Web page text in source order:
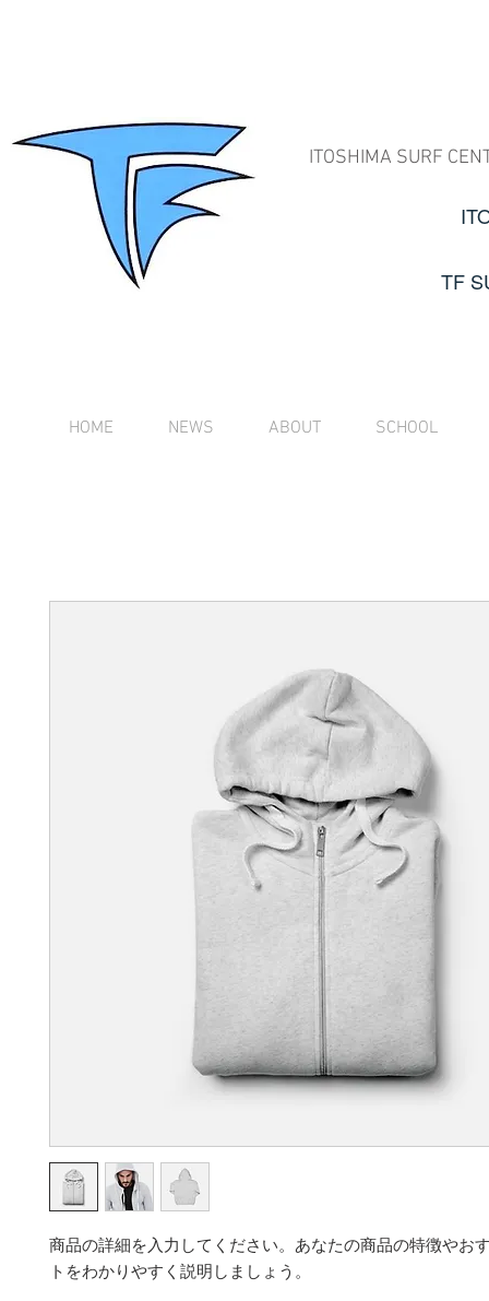
ITOSHIMA SURF
TF
HOME NEWS ABOUT SCHOOL
商品の詳細を入力してください。あなたの商品の特徴やお
トをわかりやすく説明しましょう。